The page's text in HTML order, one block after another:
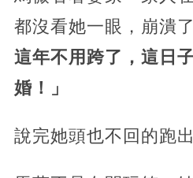
都沒看她一眼，崩潰了
這年不用跨了，這日
婚！」
說完她頭也不回的跑